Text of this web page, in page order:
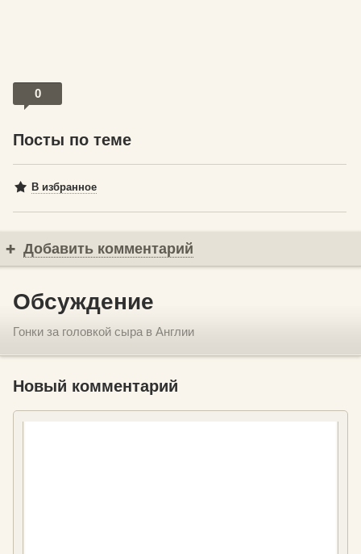
0
Посты по теме
В избранное
Добавить комментарий
Обсуждение
Гонки за головкой сыра в Англии
Новый комментарий